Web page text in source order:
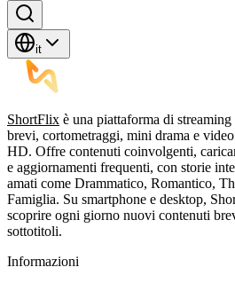
it
ShortFlix è una piattaforma di
brevi, cortometraggi, mini drama e
HD. Offre contenuti coinvolgenti,
e aggiornamenti frequenti, con storie
amati come Drammatico, Romantico,
Famiglia. Su smartphone e desktop,
scoprire ogni giorno nuovi contenuti
sottotitoli.
Informazioni